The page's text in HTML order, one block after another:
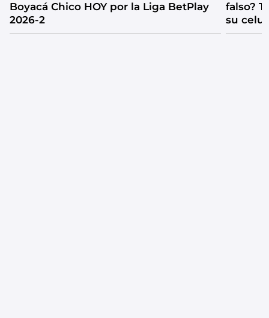
Boyacá Chico HOY por la Liga BetPlay
2026-2
falso?
su